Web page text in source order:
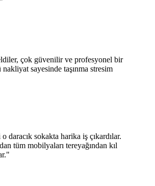
çok güvenilir ve profesyonel bir
sayesinde taşınma stresim
daracık sokakta harika iş çıkardılar.
tüm mobilyaları tereyağından kıl
"